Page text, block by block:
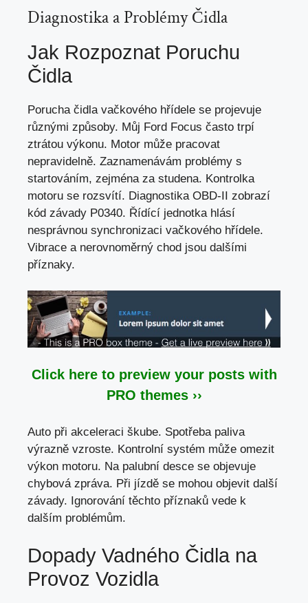
Diagnostika a Problémy Čidla
Jak Rozpoznat Poruchu
Čidla
Porucha čidla vačkového hřídele se projevuje
různými způsoby. Můj Ford Focus často trpí
ztrátou výkonu. Motor může pracovat
nepravidelně. Zaznamenávám problémy s
startováním, zejména za studena. Kontrolka
motoru se rozsvítí. Diagnostika OBD-II zobrazí
kód závady P0340. Řídící jednotka hlásí
nesprávnou synchronizaci vačkového hřídele.
Vibrace a nerovnoměrný chod jsou dalšími
příznaky.
Click here to preview your posts with
PRO themes ››
Auto při akceleraci škube. Spotřeba paliva
výrazně vzroste. Kontrolní systém může omezit
výkon motoru. Na palubní desce se objevuje
chybová zpráva. Při jízdě se mohou objevit další
závady. Ignorování těchto příznaků vede k
dalším problémům.
Dopady Vadného Čidla na
Provoz Vozidla